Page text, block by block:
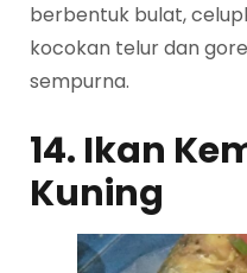
berbentuk bulat,
kocokan telur dan
sempurna.
14. Ikan
Kuning